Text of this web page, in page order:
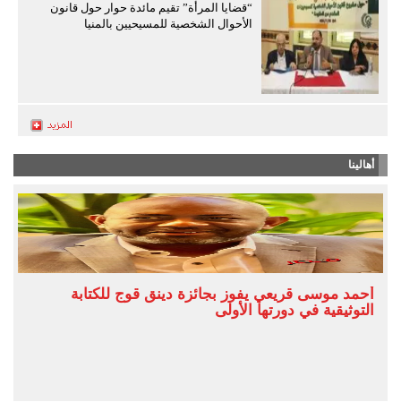
“قضايا المرأة” تقيم مائدة حوار حول قانون
الأحوال الشخصية للمسيحيين بالمنيا
أهالينا
أحمد موسى قريعي يفوز بجائزة دينق قوج للكتابة
التوثيقية في دورتها الأولى